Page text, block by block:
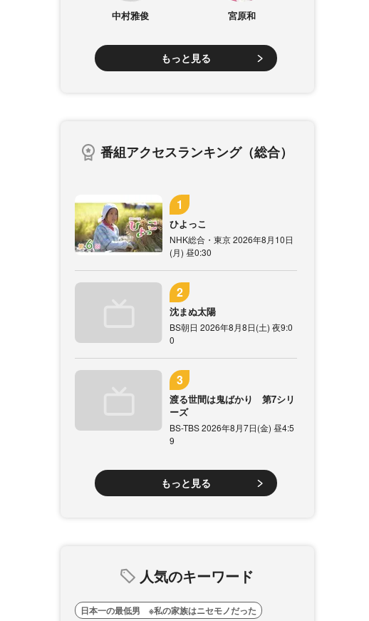
中村雅俊 宮原和
もっと見る
番組アクセスランキング（総合）
ひよっこ
NHK総合・東京 2026年8月10日
(月) 昼0:30
沈まぬ太陽
BS朝日 2026年8月8日(土) 夜9:0
0
渡る世間は鬼ばかり 第7シリ
ーズ
BS-TBS 2026年8月7日(金) 昼4:5
9
もっと見る
人気のキーワード
日本一の最低男 ※私の家族はニセモノだった